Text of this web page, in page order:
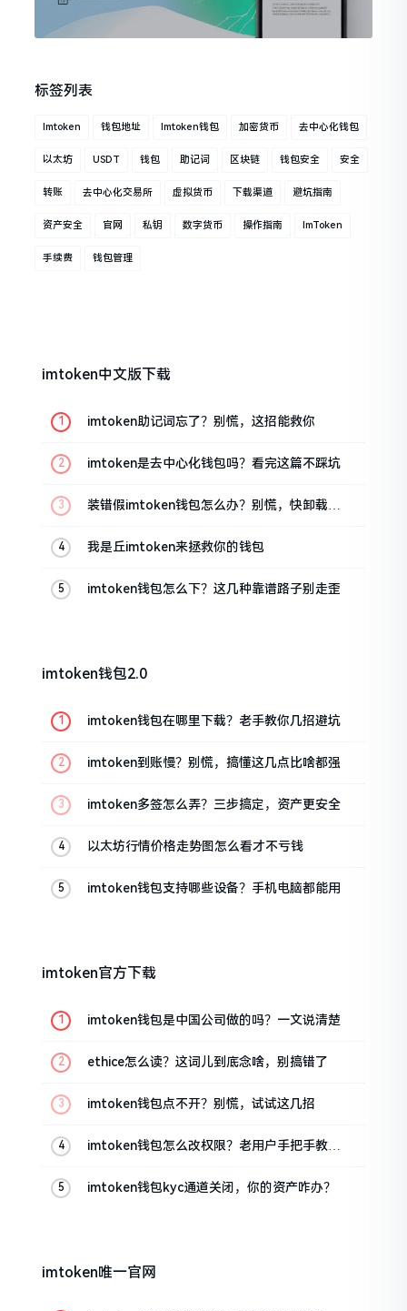
标签列表
Imtoken 钱包地址 Imtoken钱包 加密货币 去中心化钱包
以太坊 USDT 钱包 助记词 区块链 钱包安全 安全
转账 去中心化交易所 虚拟货币 下载渠道 避坑指南
资产安全 官网 私钥 数字货币 操作指南 ImToken
手续费 钱包管理
imtoken中文版下载
imtoken助记词忘了？别慌，这招能救你
imtoken是去中心化钱包吗？看完这篇不踩坑
装错假imtoken钱包怎么办？别慌，快卸载，
我是丘imtoken来拯救你的钱包
imtoken钱包怎么下？这几种靠谱路子别走歪
imtoken钱包2.0
imtoken钱包在哪里下载？老手教你几招避坑
imtoken到账慢？别慌，搞懂这几点比啥都强
imtoken多签怎么弄？三步搞定，资产更安全
以太坊行情价格走势图怎么看才不亏钱
imtoken钱包支持哪些设备？手机电脑都能用
imtoken官方下载
imtoken钱包是中国公司做的吗？一文说清楚
ethice怎么读？这词儿到底念啥，别搞错了
imtoken钱包点不开？别慌，试试这几招
imtoken钱包怎么改权限？老用户手把手教你
imtoken钱包kyc通道关闭，你的资产咋办？
imtoken唯一官网